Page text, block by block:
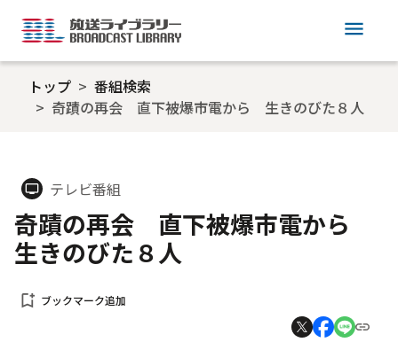
menu
トップ
番組検索
奇蹟の再会 直下被爆市電から 生きのびた８人
tv テレビ番組
奇蹟の再会 直下被爆市電から
生きのびた８人
bookmark_add ブックマーク追加